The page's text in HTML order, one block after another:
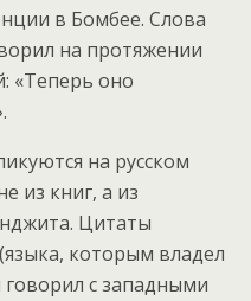
в Бомбее. Слова
на протяжении
«Теперь оно
на русском
из книг, а из
Цитаты
которым владел
с западными